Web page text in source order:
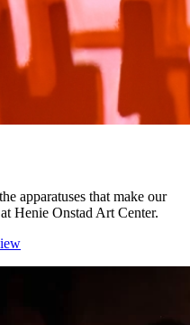
apparatuses that make our
Henie Onstad Art Center.